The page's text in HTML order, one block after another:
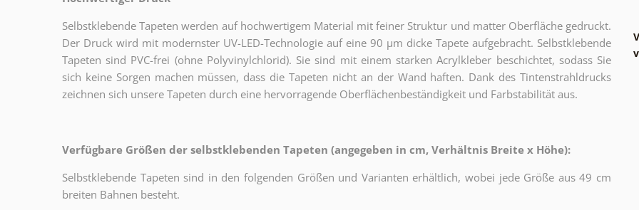
Selbstklebende Tapeten werden auf hochwertigem Material mit feiner Struktur und matter Oberfläche gedruckt.
Der Druck wird mit modernster UV-LED-Technologie auf eine 90 µm dicke Tapete aufgebracht. Selbstklebende
Tapeten sind PVC-frei (ohne Polyvinylchlorid). Sie sind mit einem starken Acrylkleber beschichtet, sodass Sie
sich keine Sorgen machen müssen, dass die Tapeten nicht an der Wand haften. Dank des Tintenstrahldrucks
zeichnen sich unsere Tapeten durch eine hervorragende Oberflächenbeständigkeit und Farbstabilität aus.
Verfügbare Größen der selbstklebenden Tapeten (angegeben in cm, Verhältnis Breite x Höhe):
Selbstklebende Tapeten sind in den folgenden Größen und Varianten erhältlich, wobei jede Größe aus 49 cm
breiten Bahnen besteht.